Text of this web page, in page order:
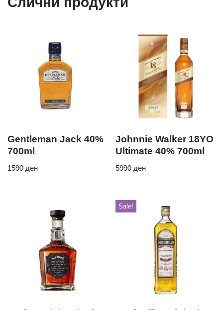
Gentleman Jack 40%
700ml
1590 ден
Johnnie Walker 18YO
Ultimate 40% 700ml
5990 ден
Sale!